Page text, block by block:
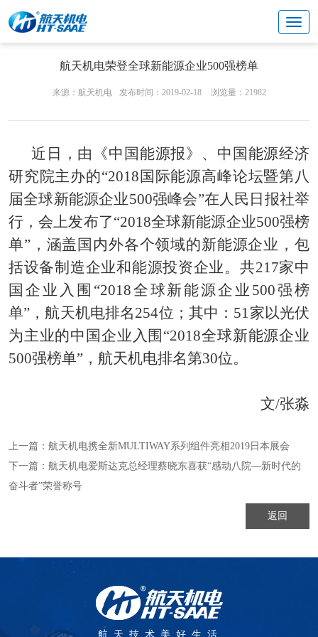
文化中心
航天机电荣登全球新能源企业500强榜单
来源：航天机电 发布时间：2019-02-18 浏览量：21982
近日，由《中国能源报》、中国能源经济
研究院主办的“2018国际能源高峰论坛暨第八
届全球新能源企业500强峰会”在人民日报社举
行，会上发布了“2018全球新能源企业500强榜
单”，涵盖国内外各个领域的新能源企业，包
括设备制造企业和能源投资企业。共217家中
国企业入围“2018全球新能源企业500强榜
单”，航天机电排名254位；其中：51家以光伏
为主业的中国企业入围“2018全球新能源企业
500强榜单”，航天机电排名第30位。
文/张淼
上一篇： 航天机电携全新MULTIWAY系列组件亮相2019日本展会
下一篇： 航天机电爱斯达克总经理蔡晓东喜获“感动八院—新时代的
奋斗者”荣誉称号
返回
航天技术美好生活